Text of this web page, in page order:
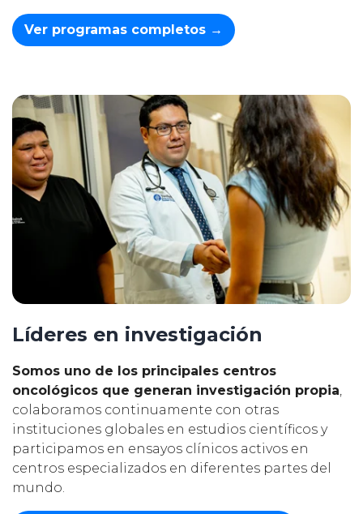
Ver programas completos →
Líderes en investigación
Somos uno de los principales centros
oncológicos que generan investigación propia,
colaboramos continuamente con otras
instituciones globales en estudios científicos y
participamos en ensayos clínicos activos en
centros especializados en diferentes partes del
mundo.